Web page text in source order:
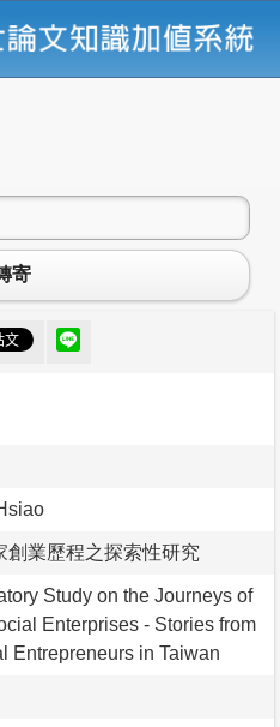
寄
創業歷程之探索性研究
Study on the Journeys of
Enterprises - Stories from
Entrepreneurs in Taiwan